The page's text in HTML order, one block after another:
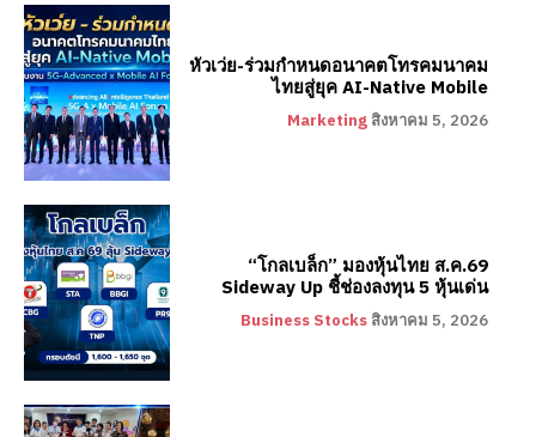
หัวเว่ย-ร่วมกำหนดอนาคตโทรคมนาคม
ไทยสู่ยุค AI-Native Mobile
Marketing สิงหาคม 5, 2026
“โกลเบล็ก” มองหุ้นไทย ส.ค.69
Sideway Up ชี้ช่องลงทุน 5 หุ้นเด่น
Business Stocks สิงหาคม 5, 2026